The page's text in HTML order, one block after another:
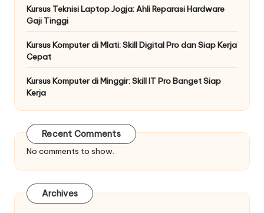
Kursus Teknisi Laptop Jogja: Ahli Reparasi Hardware
Gaji Tinggi
Kursus Komputer di Mlati: Skill Digital Pro dan Siap Kerja
Cepat
Kursus Komputer di Minggir: Skill IT Pro Banget Siap
Kerja
Recent Comments
No comments to show.
Archives